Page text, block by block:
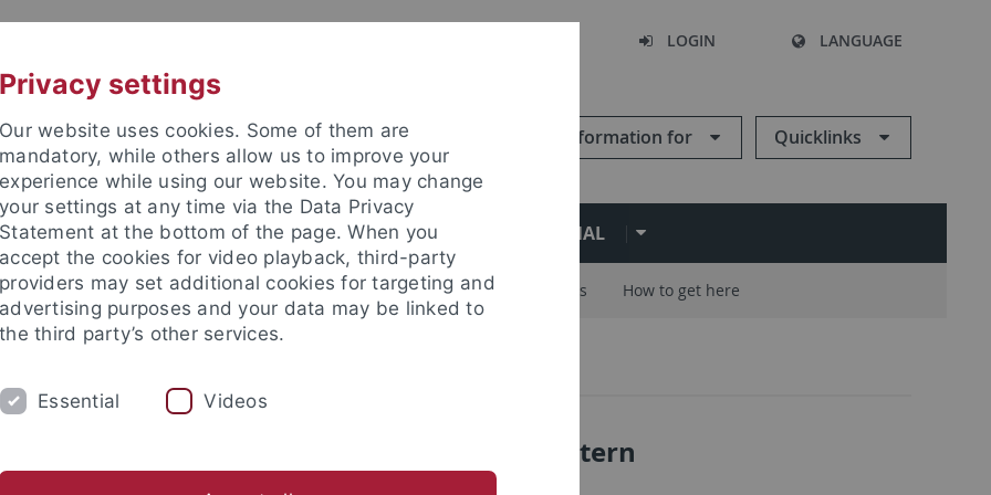
LOGIN LANGUAGE
Information for Quicklinks
RESEARCH FACILITIES INTERNATIONAL
News and publications Life on campus Public engagement Careers How to get here
Uni Tübingen aktuell Nr. 4/2011: Uni intern
Privacy settings
Our website uses cookies. Some of them are
mandatory, while others allow us to improve your
experience while using our website. You may change
your settings at any time via the Data Privacy
Statement at the bottom of the page. When you
accept the cookies for video playback, third-party
providers may set additional cookies for targeting and
advertising purposes and your data may be linked to
the third party’s other services.
Essential Videos